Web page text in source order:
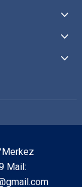
Merkez
Mail: